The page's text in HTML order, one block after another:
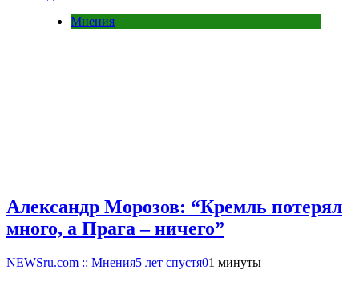
Мнения
Александр Морозов: “Кремль потерял
много, а Прага – ничего”
NEWSru.com :: Мнения5 лет спустя01 минуты